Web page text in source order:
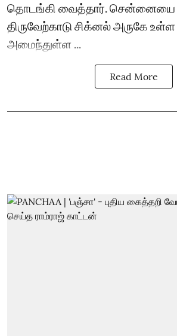
தொடங்கி வைத்தார். சென்னையை
திருவேற்காடு சிக்னல் அருகே உள்ள
அமைந்துள்ள ...
Read More